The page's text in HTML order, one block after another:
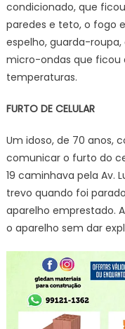
condicionado, que
paredes e teto, o fogo
espelho, guarda-
micro-ondas que ficou
temperaturas.
FURTO DE CELULAR
Um idoso, de 70 anos,
comunicar o furto do
19 caminhava pela Av.
trevo quando foi
aparelho emprestado.
o aparelho sem dar